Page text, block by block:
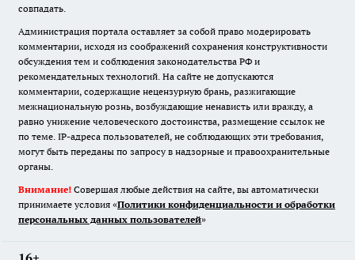
совпадать.
Администрация портала оставляет за собой право модерировать
комментарии, исходя из соображений сохранения конструктивности
обсуждения тем и соблюдения законодательства РФ и
рекомендательных технологий. На сайте не допускаются
комментарии, содержащие нецензурную брань, разжигающие
межнациональную рознь, возбуждающие ненависть или вражду, а
равно унижение человеческого достоинства, размещение ссылок не
по теме. IP-адреса пользователей, не соблюдающих эти требования,
могут быть переданы по запросу в надзорные и правоохранительные
органы.
Внимание! Совершая любые действия на сайте, вы автоматически
принимаете условия «Политики конфиденциальности и обработки
персональных данных пользователей»